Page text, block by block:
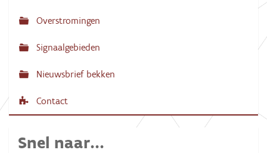
Overstromingen
Signaalgebieden
Nieuwsbrief bekken
Contact
Snel naar...